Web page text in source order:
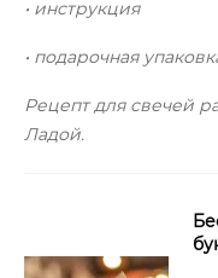
• инструкция
• подарочная
Рецепт для свечей
Ладой.